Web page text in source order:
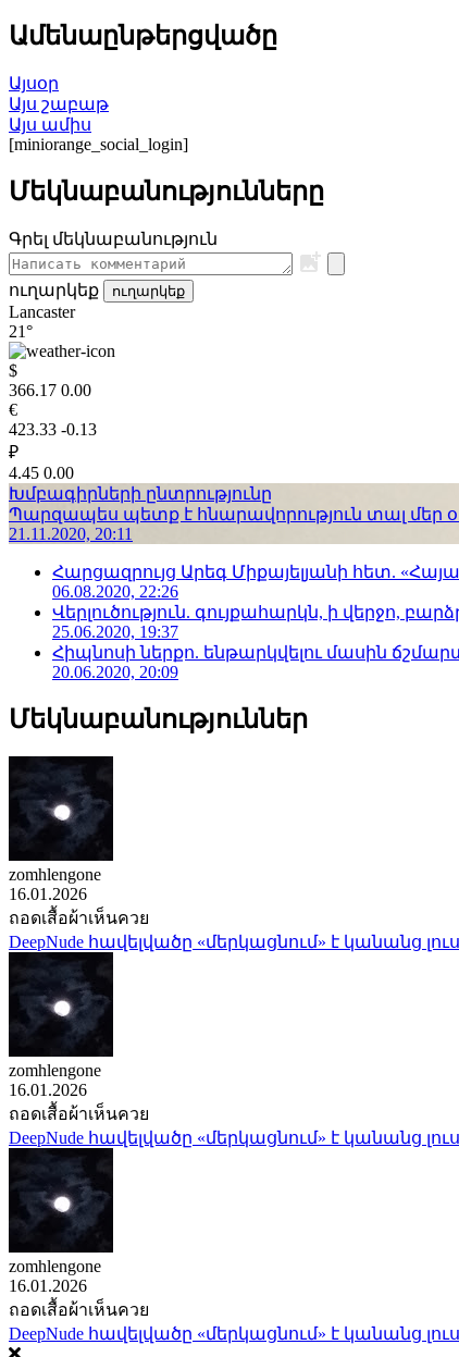
Ամենաընթերցվածը
Այսօր
Այս շաբաթ
Այս ամիս
[miniorange_social_login]
Մեկնաբանությունները
Գրել մեկնաբանություն
ուղարկեք ուղարկեք
Lancaster
21°
$
366.17 0.00
€
423.33 -0.13
₽
4.45 0.00
Խմբագիրների ընտրությունը
Պարզապես պետք է հնարավորություն տալ մեր
21.11.2020, 20:11
Հարցազրույց Արեգ Միքայելյանի հետ.
06.08.2020, 22:26
Վերլուծություն. գույքահարկն, ի վերջո,
25.06.2020, 19:37
Հիպնոսի ներքո. ենթարկվելու մասին
20.06.2020, 20:09
Մեկնաբանություններ
zomhlengone
16.01.2026
ถอดเสื้อผ้าเห็นควย
DeepNude հավելվածը «մերկացնում» է կանանց
zomhlengone
16.01.2026
ถอดเสื้อผ้าเห็นควย
DeepNude հավելվածը «մերկացնում» է կանանց
zomhlengone
16.01.2026
ถอดเสื้อผ้าเห็นควย
DeepNude հավելվածը «մերկացնում» է կանանց